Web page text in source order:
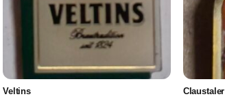
Veltins Claustaler